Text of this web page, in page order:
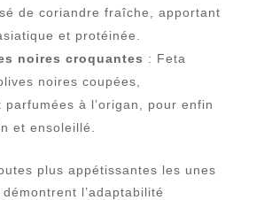
de coriandre fraîche, apportant
et protéinée.
noires croquantes : Feta
noires coupées,
parfumées à l’origan, pour enfin
et ensoleillé.
plus appétissantes les unes
l’adaptabilité